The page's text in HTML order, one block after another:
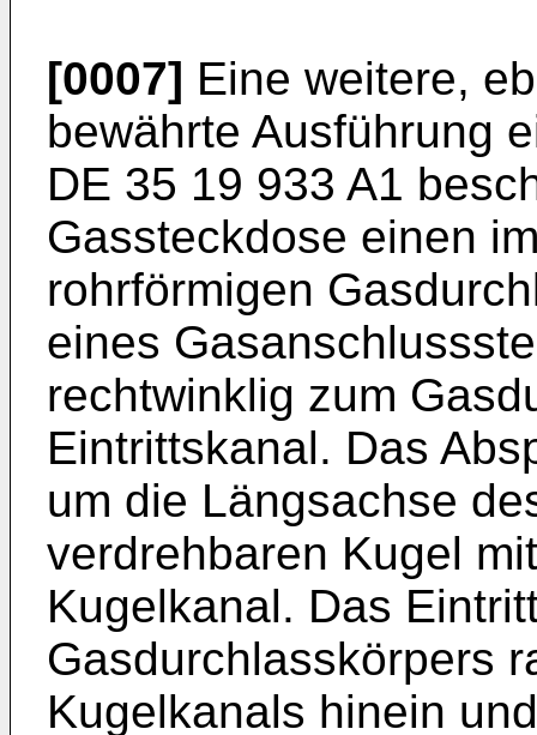
[0007] Eine weitere,
bewährte Ausführung
DE 35 19 933 A1
Gassteckdose einen
rohrförmigen
eines
rechtwinklig zum
Eintrittskanal. Das
um die Längsachse
verdrehbaren Kugel
Kugelkanal. Das
Gasdurchlasskörpers
Kugelkanals hinein